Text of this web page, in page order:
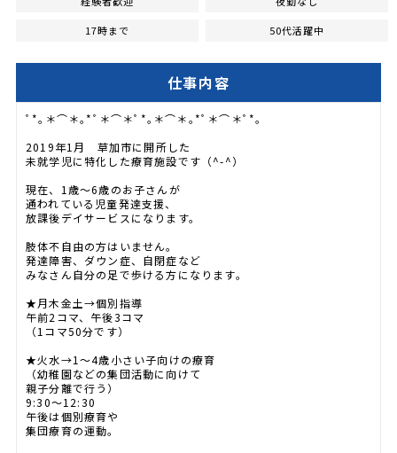
17時まで 50代活躍中
仕事内容
ﾟ*｡＊⌒＊｡*ﾟ＊⌒＊ﾟ*｡＊⌒＊｡*ﾟ＊⌒＊ﾟ*｡
2019年1月 草加市に開所した
未就学児に特化した療育施設です（^-^）
現在、1歳～6歳のお子さんが
通われている児童発達支援、
放課後デイサービスになります。
肢体不自由の方はいません。
発達障害、ダウン症、自閉症など
みなさん自分の足で歩ける方になります。
★月木金土→個別指導
午前2コマ、午後3コマ
（1コマ50分です）
★火水→1～4歳小さい子向けの療育
（幼稚園などの集団活動に向けて
親子分離で行う）
9:30～12:30
午後は個別療育や
集団療育の運動。